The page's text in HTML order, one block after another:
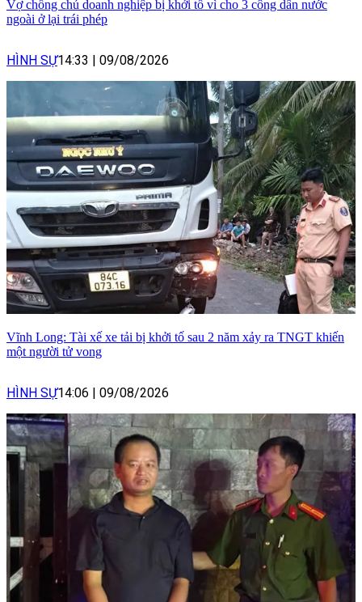
Vợ chồng chủ doanh nghiệp bị khởi tố vì cho 3 công dân nước
ngoài ở lại trái phép
HÌNH SỰ14:33 | 09/08/2026
Vĩnh Long: Tài xế xe tải bị khởi tố sau 2 năm xảy ra TNGT khiến
một người tử vong
HÌNH SỰ14:06 | 09/08/2026